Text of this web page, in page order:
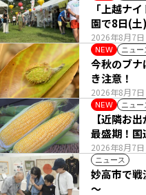
2026年8月7日
「上越ナ
園で8日(土
NEW ニュー
2026年8月7日
今秋のブナは「豊
き注意！
NEW ニュー
2026年8月7日
【近隣お
最盛期！国
い列
ニュース
妙高市で戦
～